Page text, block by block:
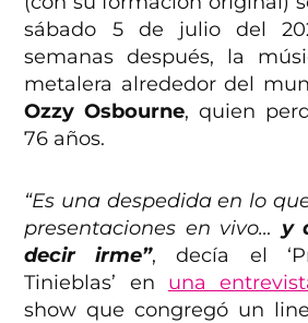
sábado 5 de julio del
semanas después, la
metalera alrededor del
Ozzy Osbourne, quien
76 años.
“Es una despedida en lo
presentaciones en vivo… y
decir irme”, decía el
Tinieblas’ en una
show que congregó un